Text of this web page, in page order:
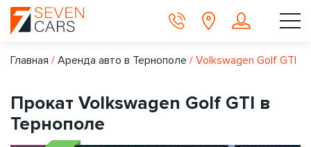
Главная / Аренда авто в Тернополе / Volkswagen Golf GTI
Прокат Volkswagen Golf GTI в
Тернополе